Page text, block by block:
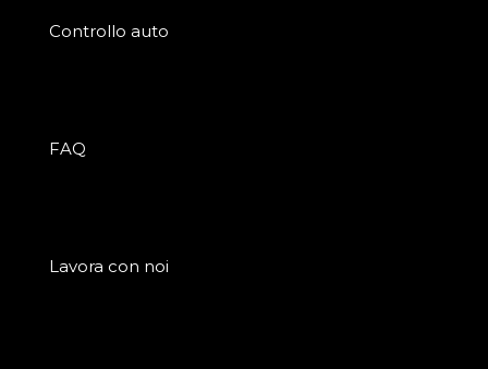
Controllo auto
FAQ
Lavora con noi